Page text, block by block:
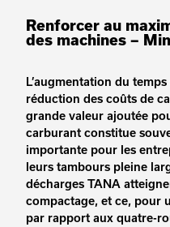
Renforcer au
des machines –
L’augmentation du
réduction des coûts de
grande valeur ajoutée
carburant constitue
importante pour les
leurs tambours pleine
décharges TANA
compactage, et ce, pour
par rapport aux quatre-